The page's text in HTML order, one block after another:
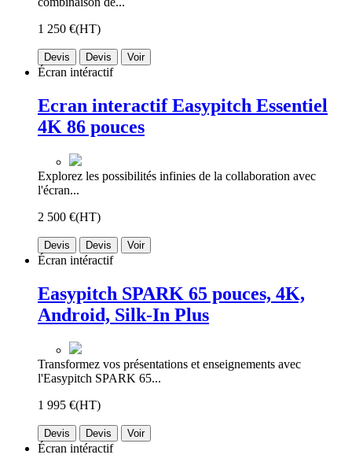
1 250 €(HT)
Devis Devis Voir
Écran intéractif
Ecran interactif Easypitch Essentiel
4K 86 pouces
Explorez les possibilités infinies de la collaboration avec
l'écran...
2 500 €(HT)
Devis Devis Voir
Écran intéractif
Easypitch SPARK 65 pouces, 4K,
Android, Silk-In Plus
Transformez vos présentations et enseignements avec
l'Easypitch SPARK 65...
1 995 €(HT)
Devis Devis Voir
Écran intéractif